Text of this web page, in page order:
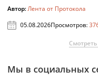
Автор:Лента от Протокола
05.08.2026Просмотров:
Мы в социальных